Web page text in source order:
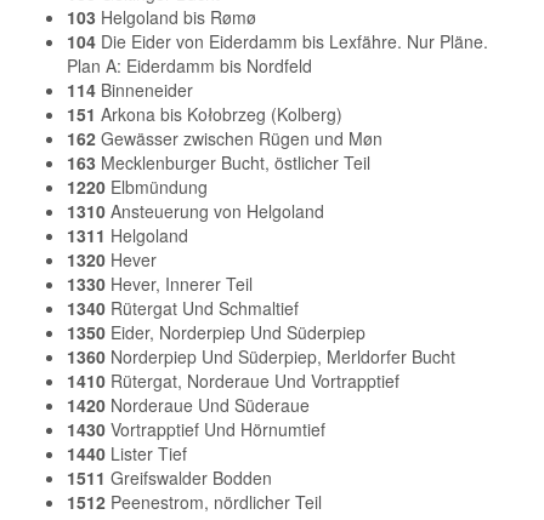
103 Helgoland bis Rømø
104 Die Eider von Eiderdamm bis Lexfähre. Nur Pläne.
Plan A: Eiderdamm bis Nordfeld
114 Binneneider
151 Arkona bis Kołobrzeg (Kolberg)
162 Gewässer zwischen Rügen und Møn
163 Mecklenburger Bucht, östlicher Teil
1220 Elbmündung
1310 Ansteuerung von Helgoland
1311 Helgoland
1320 Hever
1330 Hever, Innerer Teil
1340 Rütergat Und Schmaltief
1350 Eider, Norderpiep Und Süderpiep
1360 Norderpiep Und Süderpiep, Merldorfer Bucht
1410 Rütergat, Norderaue Und Vortrapptief
1420 Norderaue Und Süderaue
1430 Vortrapptief Und Hörnumtief
1440 Lister Tief
1511 Greifswalder Bodden
1512 Peenestrom, nördlicher Teil